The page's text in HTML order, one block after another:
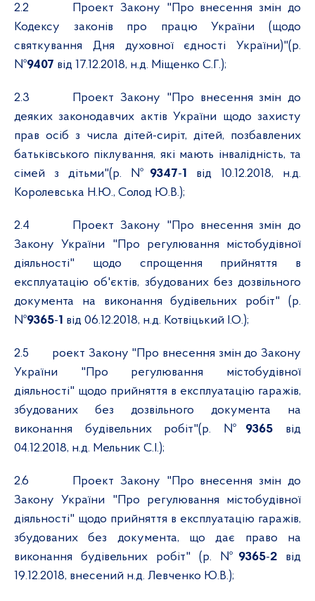
2.2
Проект Закону "Про внесення змін до
Кодексу законів про працю України (щодо
святкування Дня духовної єдності України)"(р.
№9407 від 17.12.2018, н.д. Міщенко С.Г.);
2.3
Проект Закону "Про внесення змін до
деяких законодавчих актів України щодо захисту
прав осіб з числа дітей-сиріт, дітей, позбавлених
батьківського піклування, які мають інвалідність, та
сімей з дітьми"(р. № 9347-1
від 10.12.2018, н.д.
Королевська Н.Ю., Солод Ю.В.);
2.4
Проект Закону "Про внесення змін до
Закону України "Про регулювання містобудівної
діяльності" щодо спрощення прийняття в
експлуатацію об'єктів, збудованих без дозвільного
документа на виконання будівельних робіт" (р.
№9365-1 від 06.12.2018, н.д. Котвіцький І.О.);
2.5
роект Закону "Про внесення змін до Закону
України "Про регулювання містобудівної
діяльності" щодо прийняття в експлуатацію гаражів,
збудованих без дозвільного документа на
виконання будівельних робіт"(р. № 9365 від
04.12.2018, н.д. Мельник С.І.);
2.6
Проект Закону "Про внесення змін до
Закону України "Про регулювання містобудівної
діяльності" щодо прийняття в експлуатацію гаражів,
збудованих без документа, що дає право на
виконання будівельних робіт" (р. № 9365-2 від
19.12.2018, внесений н.д. Левченко Ю.В.);